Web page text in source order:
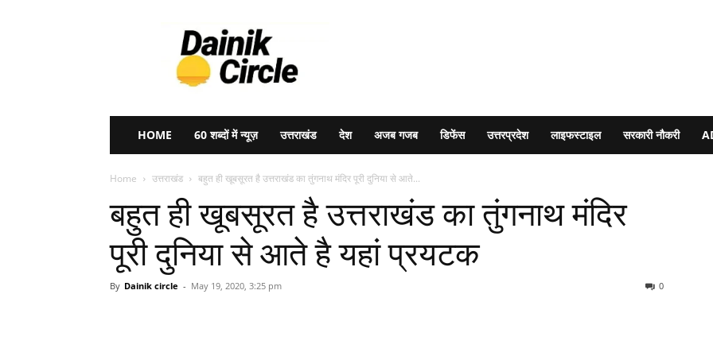
HOME 60 शब्दों में न्यूज़ उत्तराखंड देश अजब गजब डिफेंस उत्तरप्रदेश लाइफस्टाइल सरकारी नौकरी
Home उत्तराखंड बहुत ही खूबसूरत है उत्तराखंड का तुंगनाथ मंदिर पूरी दुनिया से आते...
बहुत ही खूबसूरत है उत्तराखंड का तुंगनाथ मंदिर
पूरी दुनिया से आते है यहां प्रयटक
By Dainik circle - May 19, 2020, 3:25 pm 0